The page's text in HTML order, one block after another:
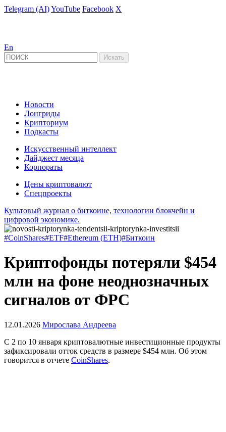
Telegram (AI)YouTube Facebook X
En
Новости
Лонгриды
Крипториум
Подкасты
Искусственный интеллект
Дайджест месяца
Корпораты
Цены криптовалют
Спецпроекты
Культовый журнал о биткоине, технологии блокчейн и
цифровой экономике.
#CoinShares#ETF#Ethereum (ETH)#Биткоин
Криптофонды потеряли $454
млн на фоне неоднозначных
сигналов от ФРС
12.01.2026 Мирослава Андреева
С 2 по 10 января криптовалютные инвестиционные продукты
зафиксировали отток средств в размере $454 млн. Об этом
говорится в отчете CoinShares.